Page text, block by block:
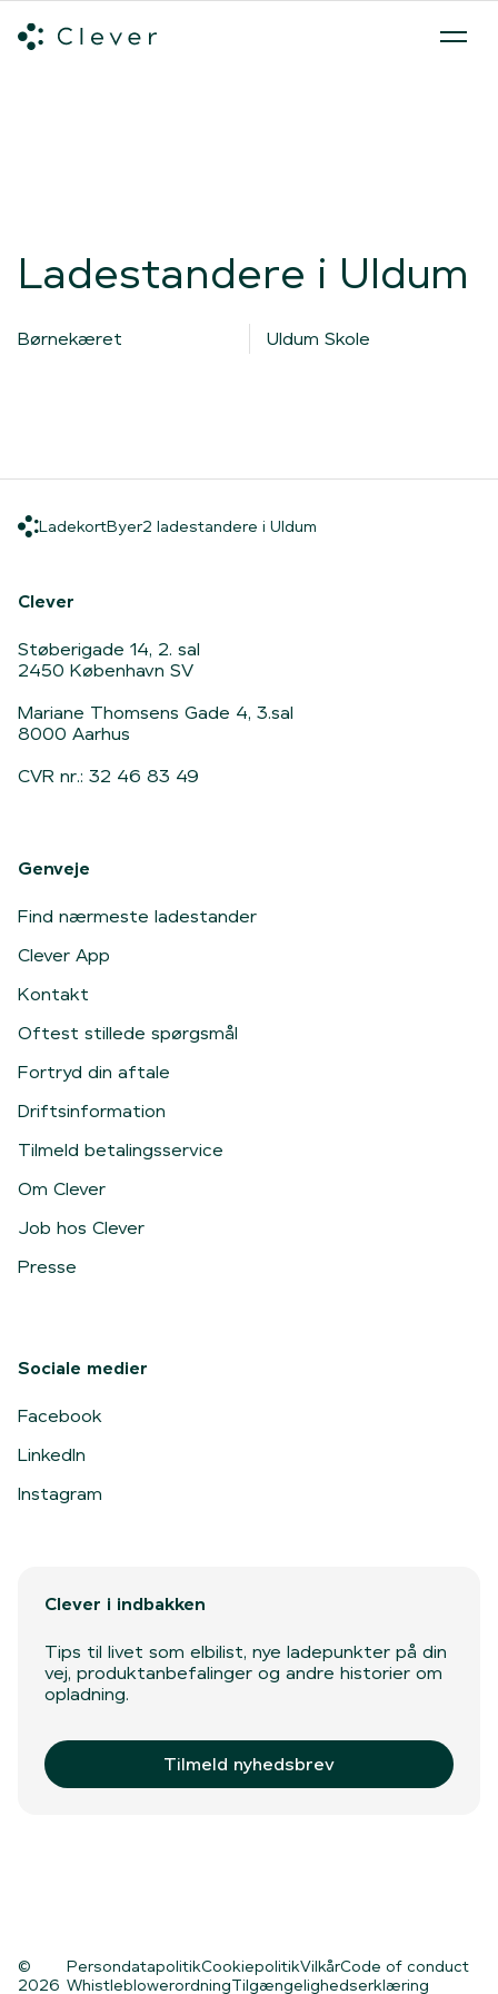
Ladestandere i Uldum
Børnekæret Uldum Skole
LadekortLadekort
ByerByer
2 ladestandere i Uldum
Clever
Støberigade 14, 2. sal
2450 København SV
Mariane Thomsens Gade 4, 3.sal
8000 Aarhus
CVR nr.: 32 46 83 49
Genveje
Find nærmeste ladestander
Clever App
Kontakt
Oftest stillede spørgsmål
Fortryd din aftale
Driftsinformation
Tilmeld betalingsservice
Om Clever
Job hos Clever
Presse
Sociale medier
Facebook
LinkedIn
Instagram
Clever i indbakken
Tips til livet som elbilist, nye ladepunkter på din
vej, produktanbefalinger og andre historier om
opladning.
Tilmeld nyhedsbrev
©
2026
PersondatapolitikCookiepolitikVilkårCode of conduct
WhistleblowerordningTilgængelighedserklæring